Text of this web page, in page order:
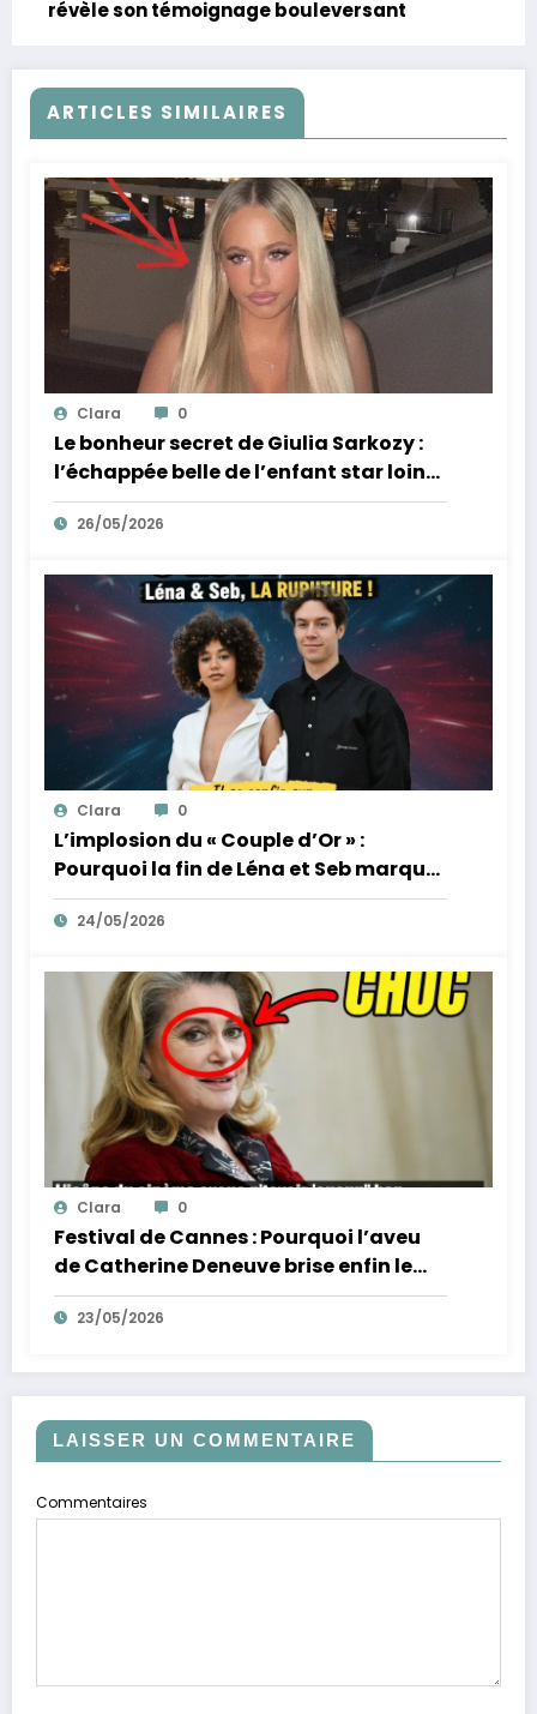
révèle son témoignage bouleversant
ARTICLES SIMILAIRES
Clara 0
Le bonheur secret de Giulia Sarkozy :
l’échappée belle de l’enfant star loin
des tumultes familiaux.
26/05/2026
Clara 0
L’implosion du « Couple d’Or » :
Pourquoi la fin de Léna et Seb marque
la fin de l’innocence sur YouTube
24/05/2026
Clara 0
Festival de Cannes : Pourquoi l’aveu
de Catherine Deneuve brise enfin le
mythe de la Croisette
23/05/2026
LAISSER UN COMMENTAIRE
Commentaires